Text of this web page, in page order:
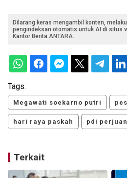
Dilarang keras mengambil konten,
pengindeksan otomatis untuk AI di situs
Kantor Berita ANTARA.
Tags:
Megawati soekarno putri
hari raya paskah pdi
Terkait